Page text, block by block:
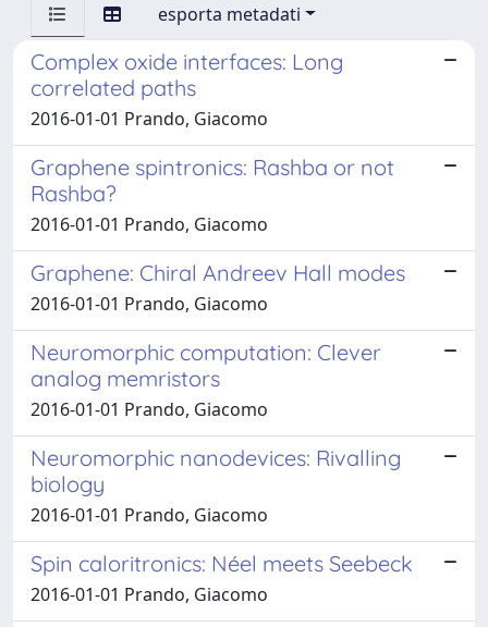
esporta metadati
Complex oxide interfaces: Long
correlated paths
2016-01-01 Prando, Giacomo
Graphene spintronics: Rashba or not
Rashba?
2016-01-01 Prando, Giacomo
Graphene: Chiral Andreev Hall modes
2016-01-01 Prando, Giacomo
Neuromorphic computation: Clever
analog memristors
2016-01-01 Prando, Giacomo
Neuromorphic nanodevices: Rivalling
biology
2016-01-01 Prando, Giacomo
Spin caloritronics: Néel meets Seebeck
2016-01-01 Prando, Giacomo